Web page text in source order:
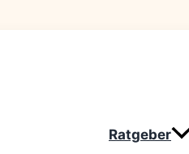
Ratgeber